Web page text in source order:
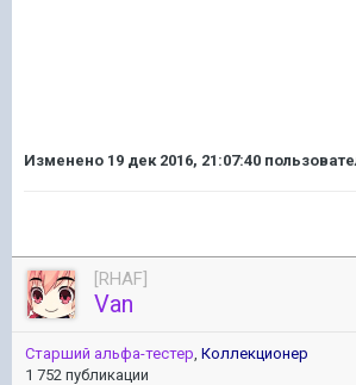
Изменено 19 дек 2016, 21:07:40
[RHAF]
Van
Старший альфа-тестер, Коллекционер
1 752 публикации